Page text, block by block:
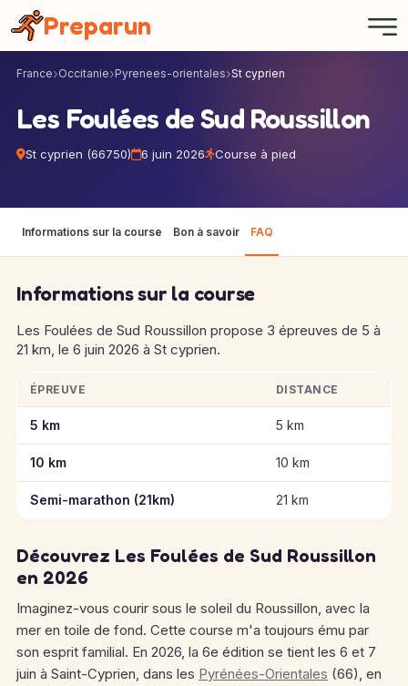
Preparun
France Occitanie Pyrenees-orientales St cyprien
Les Foulées de Sud Roussillon
St cyprien (66750) 6 juin 2026 Course à pied
Informations sur la course Bon à savoir FAQ
Informations sur la course
Les Foulées de Sud Roussillon propose 3 épreuves de 5 à
21 km, le 6 juin 2026 à St cyprien.
Informations clés des épreuves de Les Foulées de Sud
ÉPREUVE DISTANCE
5 km 5 km
10 km 10 km
Semi-marathon (21km) 21 km
Découvrez Les Foulées de Sud Roussillon
en 2026
Imaginez-vous courir sous le soleil du Roussillon, avec la
mer en toile de fond. Cette course m'a toujours ému par
son esprit familial. En 2026, la 6e édition se tient les 6 et 7
juin à Saint-Cyprien, dans les Pyrénées-Orientales (66), en
Panneau de gestion des cookies